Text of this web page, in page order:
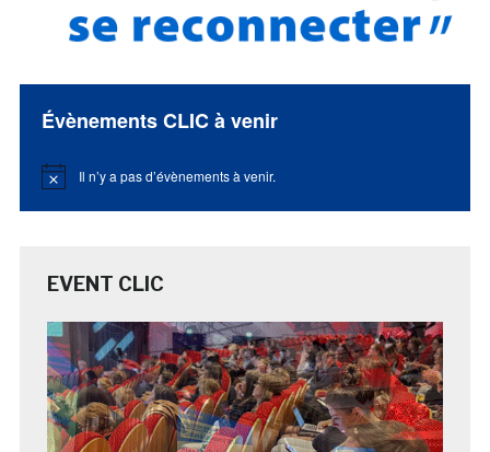
Évènements CLIC à venir
Notice Il n’y a pas d’évènements à venir.
EVENT CLIC